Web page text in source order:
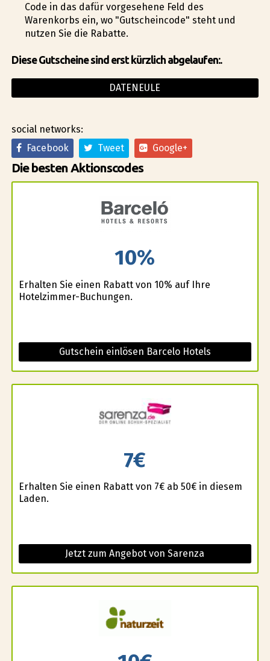
Code in das dafür vorgesehene Feld des
Warenkorbs ein, wo "Gutscheincode" steht und
nutzen Sie die Rabatte.
Diese Gutscheine sind erst kürzlich abgelaufen:.
DATENEULE
social networks:
Facebook
Tweet Google+
Die besten Aktionscodes
10%
Erhalten Sie einen Rabatt von 10% auf Ihre
Hotelzimmer-Buchungen.
Gutschein einlösen Barcelo Hotels
7€
Erhalten Sie einen Rabatt von 7€ ab 50€ in diesem
Laden.
Jetzt zum Angebot von Sarenza